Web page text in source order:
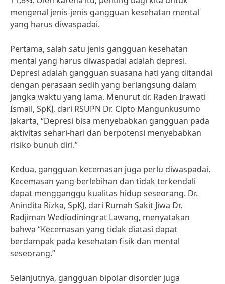
mengenal jenis-jenis gangguan kesehatan mental
yang harus diwaspadai.
Pertama, salah satu jenis gangguan kesehatan
mental yang harus diwaspadai adalah depresi.
Depresi adalah gangguan suasana hati yang ditandai
dengan perasaan sedih yang berlangsung dalam
jangka waktu yang lama. Menurut dr. Raden Irawati
Ismail, SpKJ, dari RSUPN Dr. Cipto Mangunkusumo
Jakarta, “Depresi bisa menyebabkan gangguan pada
aktivitas sehari-hari dan berpotensi menyebabkan
risiko bunuh diri.”
Kedua, gangguan kecemasan juga perlu diwaspadai.
Kecemasan yang berlebihan dan tidak terkendali
dapat mengganggu kualitas hidup seseorang. Dr.
Anindita Rizka, SpKJ, dari Rumah Sakit Jiwa Dr.
Radjiman Wediodiningrat Lawang, menyatakan
bahwa “Kecemasan yang tidak diatasi dapat
berdampak pada kesehatan fisik dan mental
seseorang.”
Selanjutnya, gangguan bipolar disorder juga